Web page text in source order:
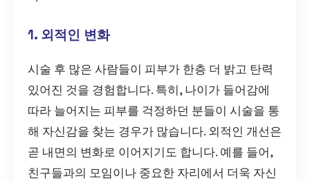
1. 외적인 변화
시술 후 많은 사람들이 피부가 한층 더 밝고 탄력
있어진 것을 경험합니다. 특히, 나이가 들어감에
따라 늘어지는 피부를 걱정하던 분들이 시술을 통
해 자신감을 찾는 경우가 많습니다. 외적인 개선은
곧 내면의 변화로 이어지기도 합니다. 예를 들어,
친구들과의 모임이나 중요한 자리에서 더욱 자신